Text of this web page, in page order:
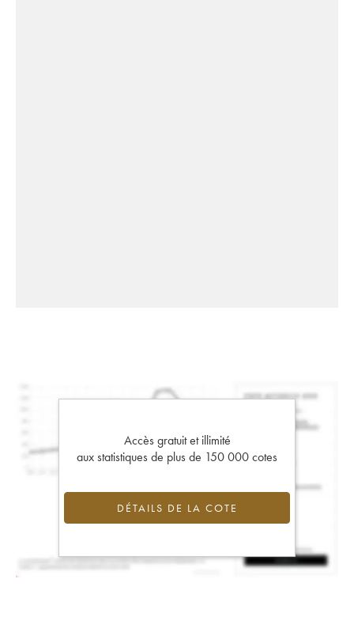
Accès gratuit et illimité
aux statistiques de plus de 150 000 cotes
DÉTAILS DE LA COTE